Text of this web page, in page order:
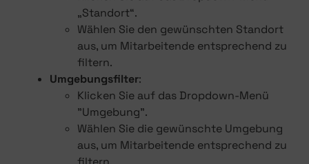
„Standort“.
Wählen Sie den gewünschten Standort
aus, um Mitarbeitende entsprechend zu
filtern.
Umgebungsfilter:
Klicken Sie auf das Dropdown-Menü
"Umgebung".
Wählen Sie die gewünschte Umgebung
aus, um Mitarbeitende entsprechend zu